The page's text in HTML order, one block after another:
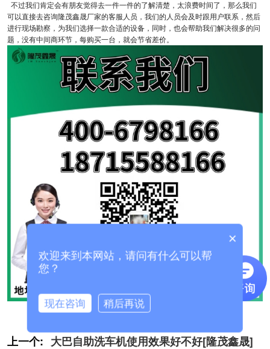
不过我们肯定会有朋友觉得去一件一件的了解清楚，太浪费时间了，那么我们
可以直接去咨询隆茂鑫晟厂家的客服人员，我们的人员会及时跟用户联系，然后
进行现场勘察，为我们选择一款合适的设备，同时，也会帮助我们解决很多的问
题，没有中间商环节，每购买一台，就会节省差价。
上一个: 大巴自助洗车机使用效果好不好[隆茂鑫晟]
×
欢迎来到本网站，请问有什么可以帮
您？
现在咨询 稍后再说